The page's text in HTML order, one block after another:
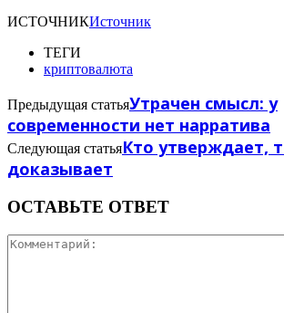
ИСТОЧНИКИсточник
ТЕГИ
криптовалюта
Предыдущая статьяУтрачен смысл: у
современности нет нарратива
Следующая статьяКто утверждает,
доказывает
ОСТАВЬТЕ ОТВЕТ